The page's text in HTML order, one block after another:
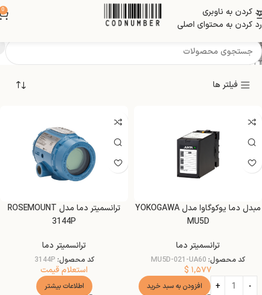
رد کردن به ناوبری
رد کردن به محتوای اصلی
0
ترانسمیتر دما
فیلتر ها
مبدل دما یوکوگاوا مدل YOKOGAWA
MU5D
ترانسمیتر دما
کد محصول: MU5D-021-UA60
$ ۱,۵۷۷
افزودن به سبد خرید
ترانسمیتر دما مدل ROSEMOUNT
3144P
ترانسمیتر دما
کد محصول: 3144P
استعلام قیمت
اطلاعات بیشتر